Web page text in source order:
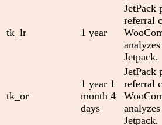
tk_lr 1 year
JetPack
referral
Jetpack.
tk_or
1 year 1
month 4
days
JetPack
referral
Jetpack.